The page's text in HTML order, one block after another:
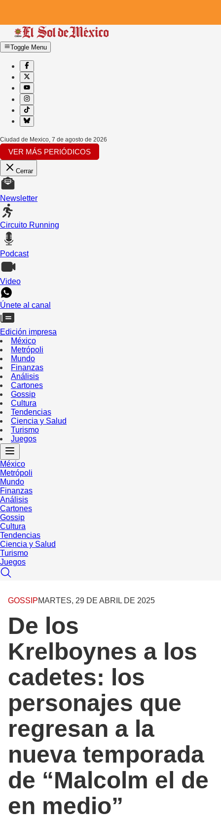
Toggle Menu
Ciudad de Mexico, 7 de agosto de 2026
VER MÁS PERIÓDICOS
Cerrar
Newsletter
Circuito Running
Podcast
Video
Únete al canal
Edición impresa
México
Metrópoli
Mundo
Finanzas
Análisis
Cartones
Gossip
Cultura
Tendencias
Ciencia y Salud
Turismo
Juegos
México
Metrópoli
Mundo
Finanzas
Análisis
Cartones
Gossip
Cultura
Tendencias
Ciencia y Salud
Turismo
Juegos
GOSSIPMARTES, 29 DE ABRIL DE 2025
De los
Krelboynes a los
cadetes: los
personajes que
regresan a la
nueva temporada
de “Malcolm el de
en medio”